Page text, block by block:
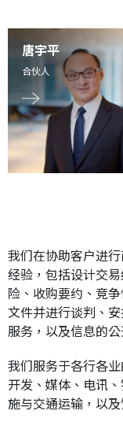
唐宇平
合伙人
我们在协助客户进
经验，包括设计交
险、收购要约、竞
文件并进行谈判、
服务，以及信息的公
我们服务于各行各
开发、媒体、电讯
施与交通运输，以及